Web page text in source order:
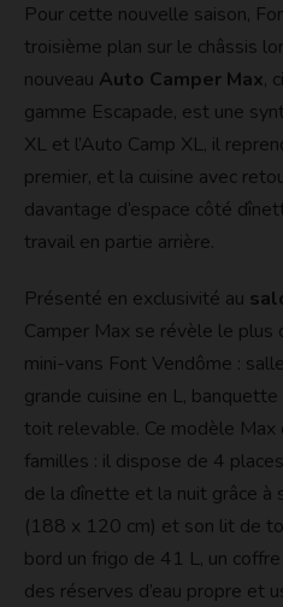
Pour cette nouvelle saison,
troisième plan sur le châssis
nouveau Auto Camper Max,
gamme Escapade, est une
XL et l’Auto Camp XL, il
premier, et la cuisine avec
davantage d’espace côté
travail en partie arrière.
Présenté en exclusivité au
Camper Max se révèle le
mini-vans Font Vendôme :
grande cuisine en L,
toit relevable. Ce modèle
familles : il dispose de 4
de la dînette et la nuit grâce à
(188 x 120 cm) et son lit de
bord un frigo de 41 L, un
des réserves d’eau propre et